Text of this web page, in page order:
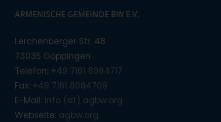
ARMENISCHE GEMEINDE BW E.V.
Lerchenberger Str. 48
73035 Göppingen
Telefon: +49 7161 8084717
Fax: +49 7161 8084709
E-Mail: info (at) agbw.org
Webseite: agbw.org